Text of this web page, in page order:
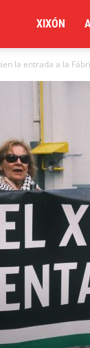
XIXÓN
la entrada a la